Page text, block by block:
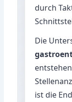
durch
Die
ist die